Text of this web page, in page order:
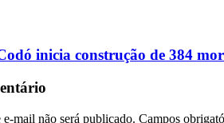
inicia construção de 384
e-mail não será publicado. Campos